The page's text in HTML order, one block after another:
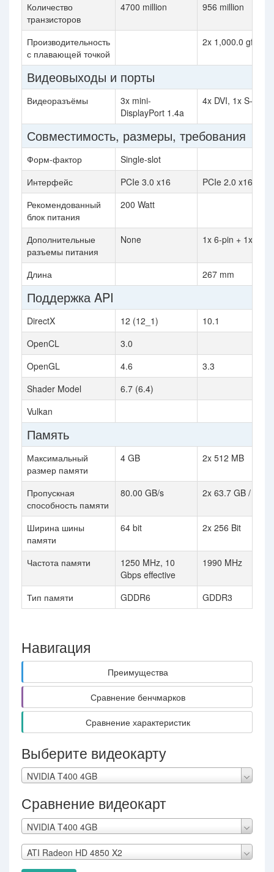
Количество
транзисторов
4700 million 956 million
Производительность
с плавающей точкой
2x 1,000.0 gflops
Видеовыходы и порты
Видеоразъёмы
3x mini-
DisplayPort 1.4a
4x DVI, 1x S-Video
Совместимость, размеры, требования
Форм-фактор
Single-slot
Интерфейс
PCIe 3.0 x16
PCIe 2.0 x16
Рекомендованный
блок питания
200 Watt
Дополнительные
разъемы питания
None 1x 6-pin + 1x 8-pin
Длина 267 mm
Поддержка API
DirectX 12 (12_1)
10.1
OpenCL
3.0
OpenGL
4.6
3.3
Shader Model
6.7 (6.4)
Vulkan
Память
Максимальный
размер памяти
4 GB 2x 512 MB
Пропускная
способность памяти
80.00 GB/s 2x 63.7 GB / s
Ширина шины
памяти
64 bit 2x 256 Bit
Частота памяти
1250 MHz, 10
Gbps effective
1990 MHz
Тип памяти GDDR6 GDDR3
Навигация
Преимущества
Сравнение бенчмарков
Сравнение характеристик
Выберите видеокарту
NVIDIA T400 4GB
Сравнение видеокарт
NVIDIA T400 4GB
ATI Radeon HD 4850 X2